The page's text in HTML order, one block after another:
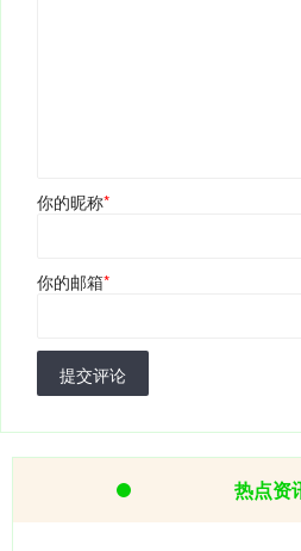
你的昵称*
你的邮箱*
提交评论
热点资